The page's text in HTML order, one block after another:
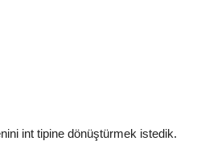
int tipine dönüştürmek istedik.